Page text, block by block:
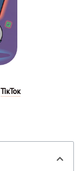
ТікТок